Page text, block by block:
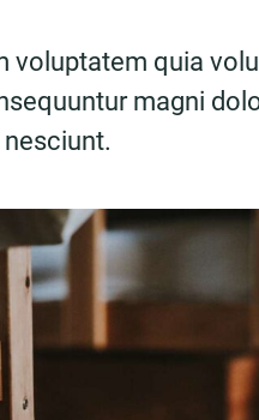
voluptatem quia
magni